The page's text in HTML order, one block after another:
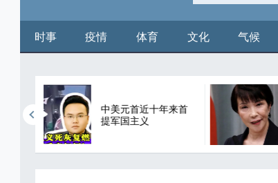
时事 疫情 体育 文化 气候
日本首相高市早苗辞
职